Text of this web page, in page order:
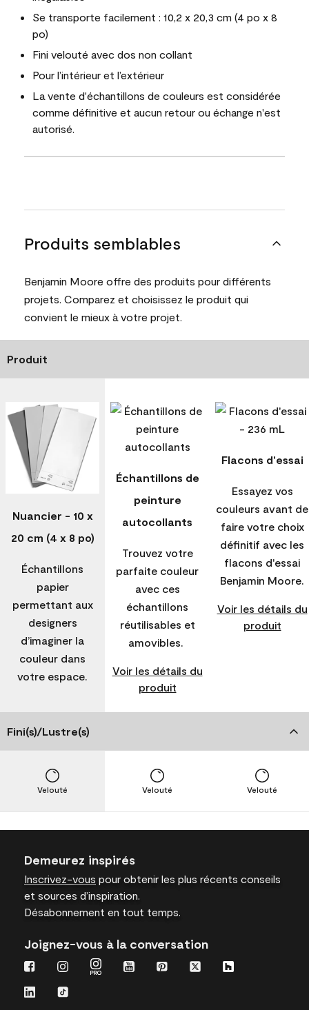
Se transporte facilement : 10,2 x 20,3 cm (4 po x 8
po)
Fini velouté avec dos non collant
Pour l’intérieur et l’extérieur
La vente d'échantillons de couleurs est considérée
comme définitive et aucun retour ou échange n'est
autorisé.
Produits semblables
Benjamin Moore offre des produits pour différents
projets. Comparez et choisissez le produit qui
convient le mieux à votre projet.
Produit
Nuancier - 10 x
20 cm (4 x 8 po)
Échantillons
papier
permettant aux
designers
d’imaginer la
couleur dans
votre espace.
Échantillons de
peinture
autocollants
Trouvez votre
parfaite couleur
avec ces
échantillons
réutilisables et
amovibles.
Voir les détails du
produit
Flacons d'essai
Essayez vos
couleurs avant de
faire votre choix
définitif avec les
flacons d'essai
Benjamin Moore.
Voir les détails du
produit
Fini(s)/Lustre(s)
Velouté Velouté Velouté
Demeurez inspirés
Inscrivez-vous pour obtenir les plus récents conseils
et sources d’inspiration.
Désabonnement en tout temps.
Joignez-vous à la conversation